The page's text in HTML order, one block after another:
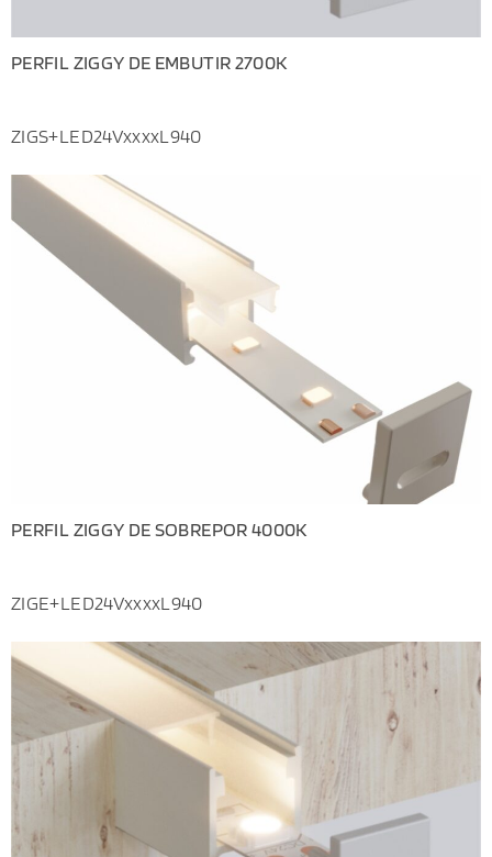
PERFIL ZIGGY DE EMBUTIR 2700K
ZIGS+LED24VxxxxL940
PERFIL ZIGGY DE SOBREPOR 4000K
ZIGE+LED24VxxxxL940